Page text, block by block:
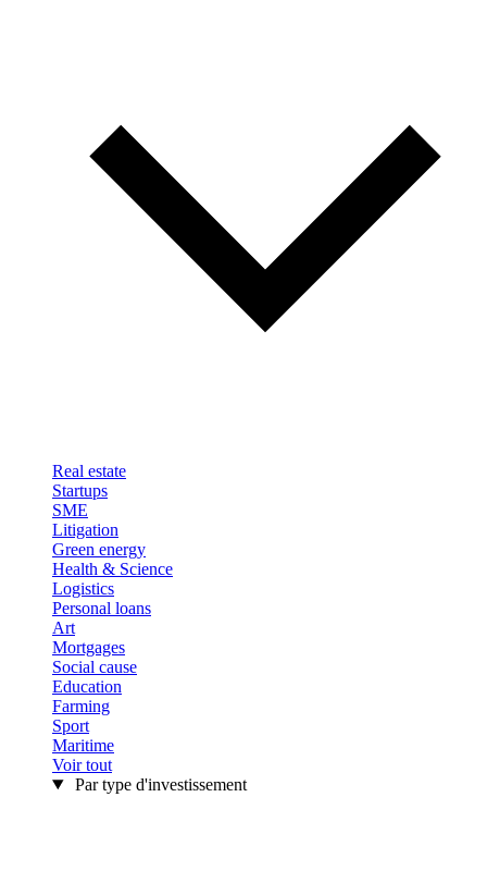
Real estate
Startups
SME
Litigation
Green energy
Health & Science
Logistics
Personal loans
Art
Mortgages
Social cause
Education
Farming
Sport
Maritime
Voir tout
Par type d'investissement